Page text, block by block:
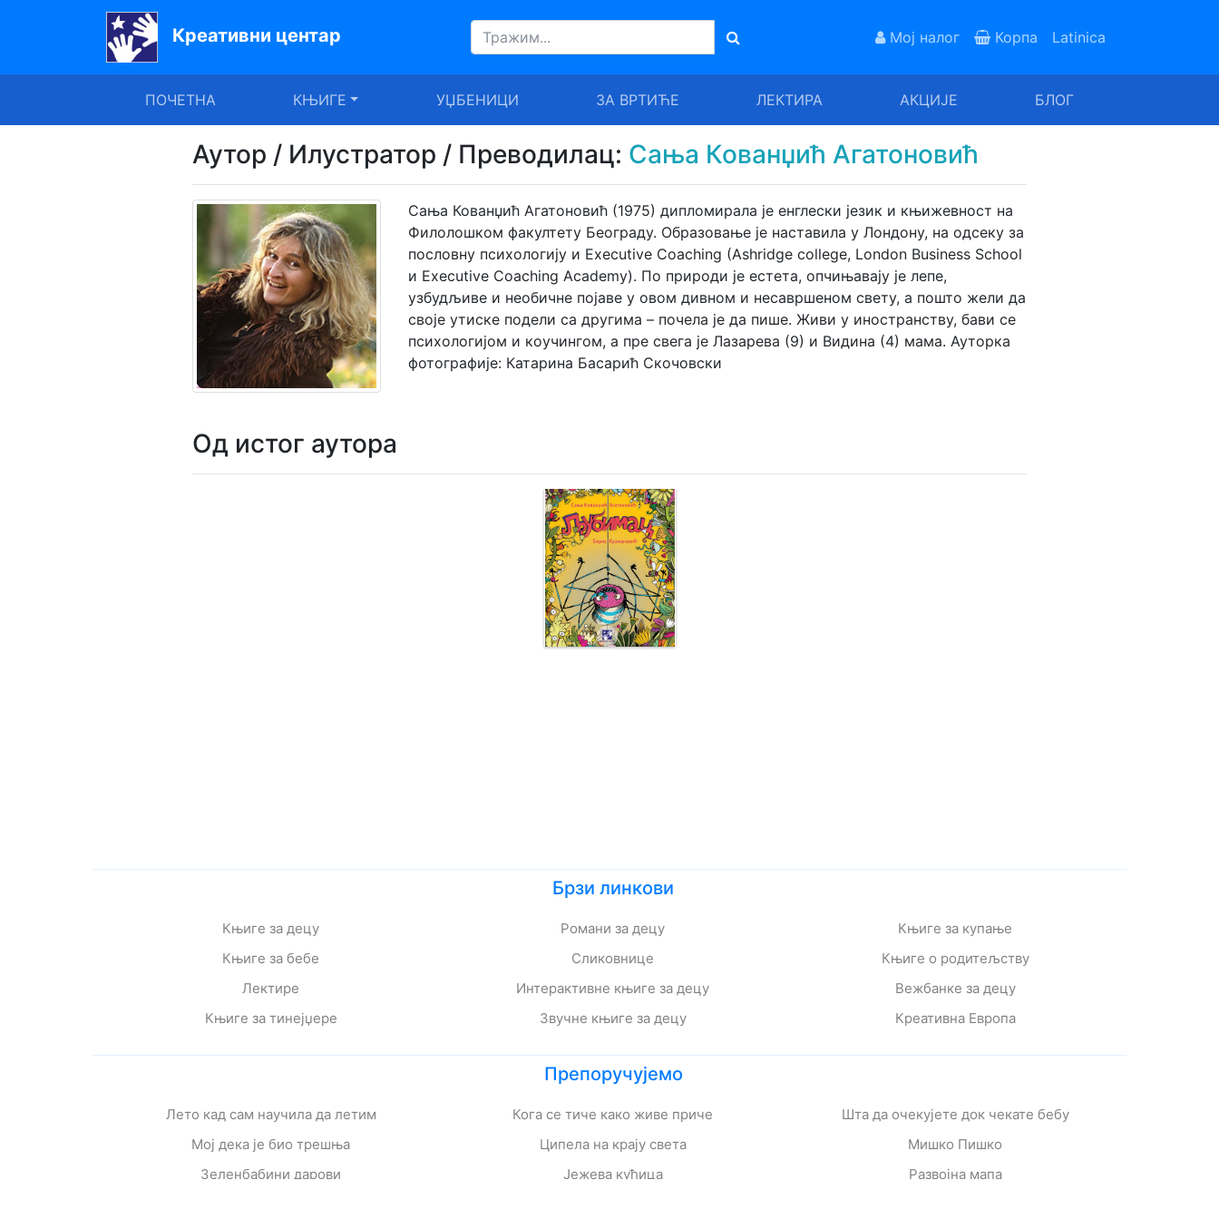
Креативни центар Мој налог Корпа Latinica
ПОЧЕТНА КЊИГЕ УЏБЕНИЦИ ЗА ВРТИЋЕ ЛЕКТИРА АКЦИЈЕ БЛОГ
Почетна
Аутор / Илустратор / Преводилац: Сања Кованџић Агатоновић
Сања Кованџић Агатоновић (1975) дипломирала је енглески језик и књижевност на
Филолошком факултету Београду. Образовање је наставила у Лондону, на одсеку за
пословну психологију и Еxecutive Coaching (Ashridge college, London Business School
и Executive Coaching Academy). По природи је естета, опчињавају је лепе,
узбудљиве и необичне појаве у овом дивном и несавршеном свету, а пошто жели да
своје утиске подели са другима – почела је да пише. Живи у иностранству, бави се
психологијом и коучингом, а пре свега је Лазарева (9) и Видина (4) мама. Ауторка
фотографије: Катарина Басарић Скочовски
Од истог аутора
Брзи линкови
Књиге за децу
Књиге за бебе
Лектире
Књиге за тинејџере
Романи за децу
Сликовнице
Интерактивне књиге за децу
Звучне књиге за децу
Књиге за купање
Књиге о родитељству
Вежбанке за децу
Креативна Европа
Препоручујемо
Лето кад сам научила да летим
Мој дека је био трешња
Зеленбабини дарови
Кога се тиче како живе приче
Ципела на крају света
Јежева кућица
Шта да очекујете док чекате бебу
Мишко Пишко
Развојна мапа